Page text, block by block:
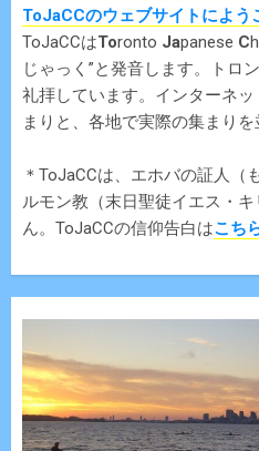
ToJaCCのウェブサイトによう
ToJaCCはToronto Japanese C
じゃっく”と発音します。トロ
礼拝しています。インターネ
まりと、各地で実際の集まりを
＊ToJaCCは、エホバの証人（
ルモン教（末日聖徒イエス・
ん。ToJaCCの信仰告白はこち